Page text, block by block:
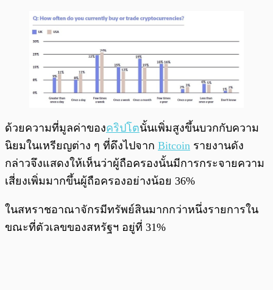
ด้วยความที่มูลค่าของคริปโตนั้นเพิ่มสูงขึ้นบวกกับความ
นิยมในเหรียญต่าง ๆ ที่ดึงไปจาก Bitcoin รายงานดัง
กล่าวจึงแสดงให้เห็นว่าผู้ถือครองนั้นมีการกระจายความ
เสี่ยงเพิ่มมากขึ้นผู้ถือครองอย่างน้อย 36%
ในสหราชอาณาจักรมีทรัพย์สินมากกว่าหนึ่งรายการใน
ขณะที่ตัวเลขของสหรัฐฯ อยู่ที่ 31%